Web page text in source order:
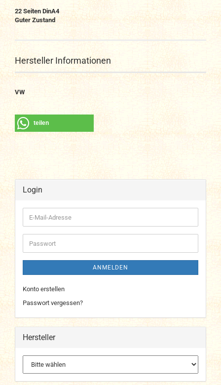
22 Seiten DinA4
Guter Zustand
Hersteller Informationen
VW
teilen
Login
E-
Mail-
Adresse
Passwort
ANMELDEN
Konto erstellen
Passwort vergessen?
Hersteller